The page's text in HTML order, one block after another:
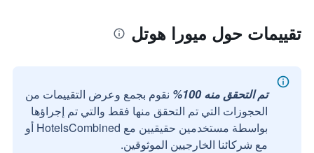
تقييمات حول ميورا هوتل
تم التحقق منه 100%
نقوم بجمع وعرض التقييمات من
الحجوزات التي تم التحقق منها فقط والتي تم إجراؤها
بواسطة مستخدمين حقيقيين مع HotelsCombined أو
مع شركائنا الخارجيين الموثوقين.